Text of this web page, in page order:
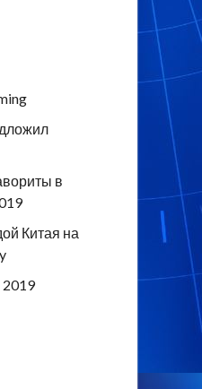
в
Китая на
2019